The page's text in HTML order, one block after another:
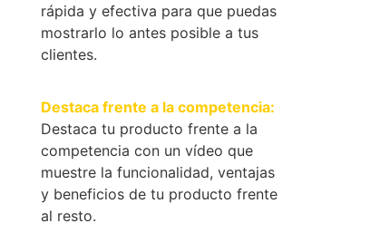
rápida y efectiva para que puedas
mostrarlo lo antes posible a tus
clientes.
Destaca frente a la competencia:
Destaca tu producto frente a la
competencia con un vídeo que
muestre la funcionalidad, ventajas
y beneficios de tu producto frente
al resto.